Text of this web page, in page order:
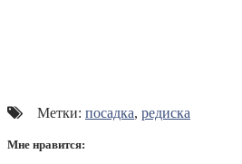
Метки: посадка, редиска
Мне нравится: